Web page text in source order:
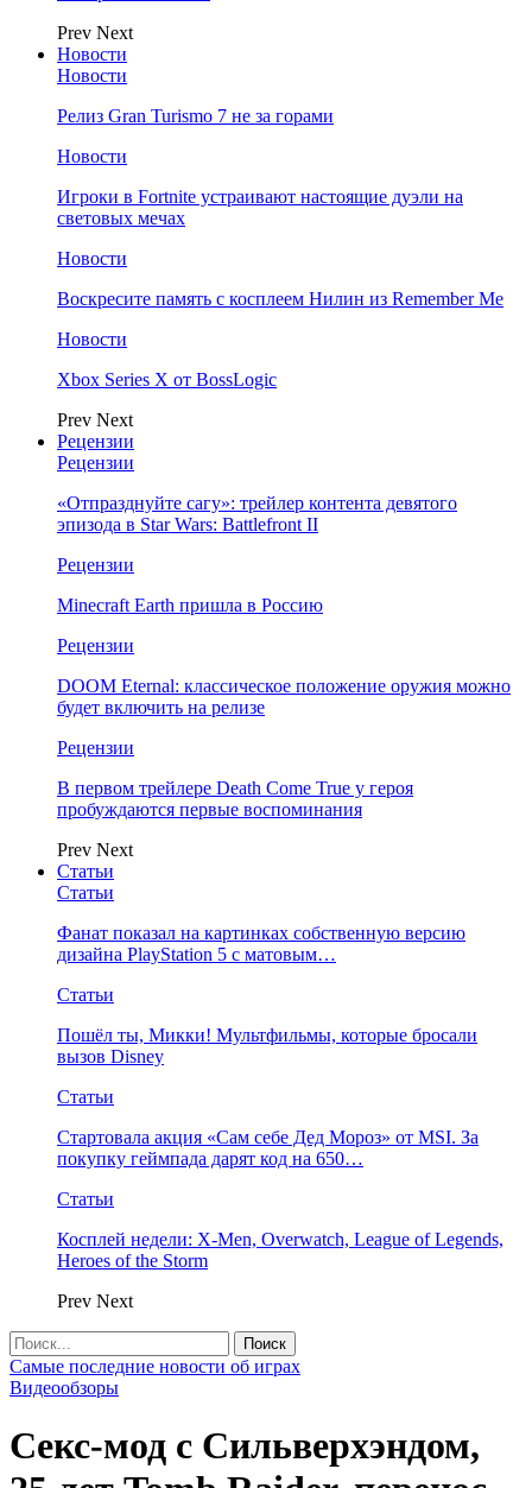
Prev Next
Новости
Новости
Релиз Gran Turismo 7 не за горами
Новости
Игроки в Fortnite устраивают настоящие дуэли на
световых мечах
Новости
Воскресите память с косплеем Нилин из Remember Me
Новости
Xbox Series X от BossLogic
Prev Next
Рецензии
Рецензии
«Отпразднуйте сагу»: трейлер контента девятого
эпизода в Star Wars: Battlefront II
Рецензии
Minecraft Earth пришла в Россию
Рецензии
DOOM Eternal: классическое положение оружия можно
будет включить на релизе
Рецензии
В первом трейлере Death Come True у героя
пробуждаются первые воспоминания
Prev Next
Статьи
Статьи
Фанат показал на картинках собственную версию
дизайна PlayStation 5 с матовым…
Статьи
Пошёл ты, Микки! Мультфильмы, которые бросали
вызов Disney
Статьи
Стартовала акция «Сам себе Дед Мороз» от MSI. За
покупку геймпада дарят код на 650…
Статьи
Косплей недели: X-Men, Overwatch, League of Legends,
Heroes of the Storm
Prev Next
Самые последние новости об играх
Видеообзоры
Секс-мод с Сильверхэндом,